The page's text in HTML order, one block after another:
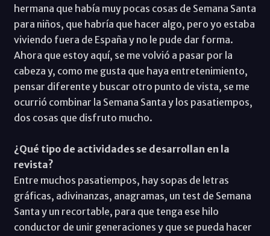
hermana que había muy pocas cosas de Semana Santa
para niños, que habría que hacer algo, pero yo estaba
viviendo fuera de España y no le pude dar forma.
Ahora que estoy aquí, se me volvió a pasar por la
cabeza y, como me gusta que haya entretenimiento,
pensar diferente y buscar otro punto de vista, se me
ocurrió combinar la Semana Santa y los pasatiempos,
dos cosas que disfruto mucho.
¿Qué tipo de actividades se desarrollan en la
revista?
Entre muchos pasatiempos, hay sopas de letras
gráficas, adivinanzas, anagramas, un test de Semana
Santa y un recortable, para que tenga ese hilo
conductor de unir generaciones y que se pueda hacer